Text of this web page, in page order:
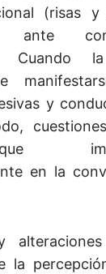
(risas y
ante
Cuando
y
en la
la